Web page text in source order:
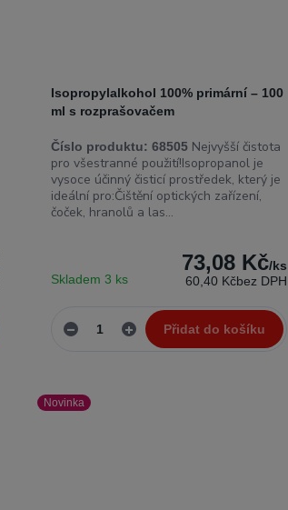
Isopropylalkohol 100% primární – 100
ml s rozprašovačem
Číslo produktu: 68505Nejvyšší čistota
pro všestranné použití!Isopropanol je
vysoce účinný čisticí prostředek, který je
ideální pro:Čištění optických zařízení,
čoček, hranolů a las...
73,08 Kč/ks
60,40 Kčbez DPH
Skladem 3 ks
Přidat do košíku
Novinka